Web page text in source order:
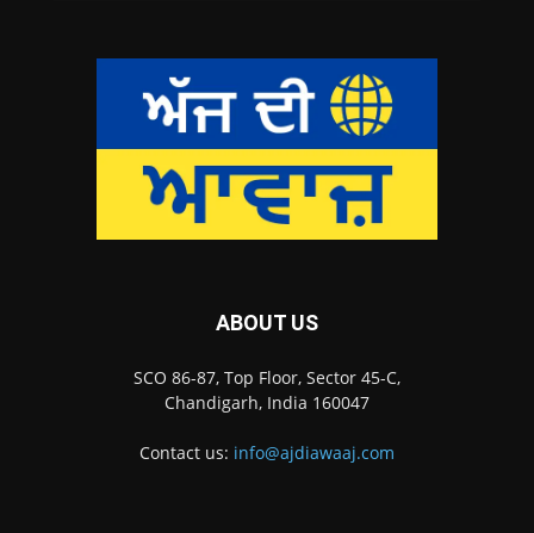
ABOUT US
SCO 86-87, Top Floor, Sector 45-C,
Chandigarh, India 160047
Contact us: info@ajdiawaaj.com